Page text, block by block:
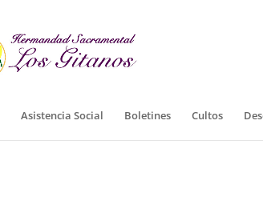
Asistencia Social Boletines Cultos